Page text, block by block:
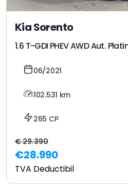
Kia Sorento
1.6 T-GDI PHEV AWD Aut.
06/2021
102.531 km
265 CP
€ 29.390
€28.990
TVA Deductibil